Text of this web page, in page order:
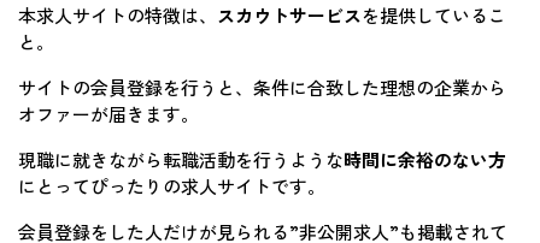
本求人サイトの特徴は、 スカウトサービスを提供しているこ
と。
サイトの会員登録を行うと、条件に合致した理想の企業から
オファーが届きます。
現職に就きながら転職活動を行うような時間に余裕のない方
にとってぴったりの求人サイトです。
会員登録をした人だけが見られる”非公開求人”も掲載されて